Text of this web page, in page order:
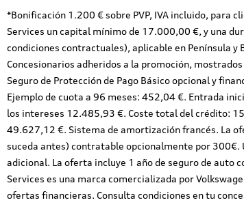
*Bonificación 1.200 € sobre PVP, IVA incluido, para
Services un capital mínimo de 17.000,00 €, y una
condiciones contractuales), aplicable en Península y
Concesionarios adheridos a la promoción,
Seguro de Protección de Pago Básico opcional y
Ejemplo de cuota a 96 meses: 452,04 €. Entrada
los intereses 12.485,93 €. Coste total del crédito:
49.627,12 €. Sistema de amortización francés. La
suceda antes) contratable opcionalmente por
adicional. La oferta incluye 1 año de seguro de auto
Services es una marca comercializada por
ofertas financieras. Consulta condiciones en tu